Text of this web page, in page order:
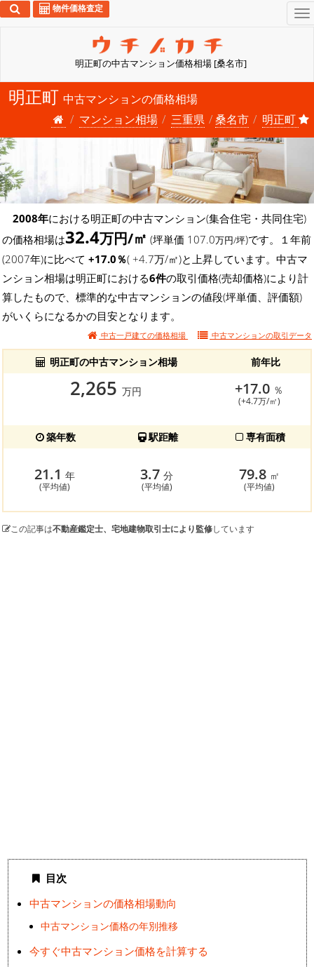
明正町の中古マンション価格相場 [桑名市]
物件価格査定
明正町 中古マンションの価格相場
マンション相場
三重県 桑名市 明正町
2008年における明正町の中古マンション(集合住宅・共同住宅)
の価格相場は32.4万円/㎡ (坪単価 107.0万円/坪)です。１年前
(2007年)に比べて +17.0％( +4.7万/㎡)と上昇しています。中古マ
ンション相場は明正町における6件の取引価格(売却価格)により計
算したもので、標準的な中古マンションの値段(坪単価、評価額)
がいくらになるかの目安となります。
中古一戸建ての価格相場 中古マンションの取引データ
明正町の中古マンション相場 前年比
2,265 万円 +17.0 ％
(+4.7万/㎡)
築年数 駅距離 専有面積
21.1 年
(平均値)
3.7分
(平均値)
79.8 ㎡
(平均値)
この記事は不動産鑑定士、宅地建物取引士により監修しています
目次
中古マンションの価格相場動向
中古マンション価格の年別推移
今すぐ中古マンション価格を計算する